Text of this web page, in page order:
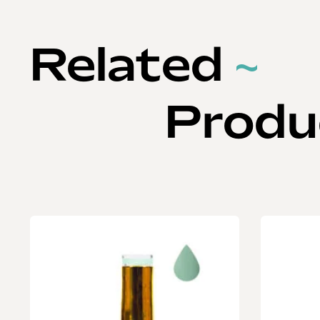
Related ~